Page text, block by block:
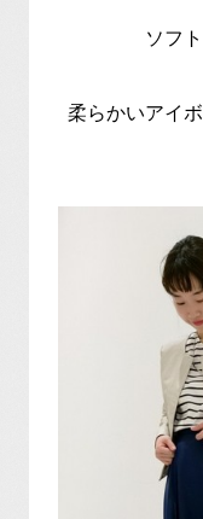
ソフ
柔らかいアイ